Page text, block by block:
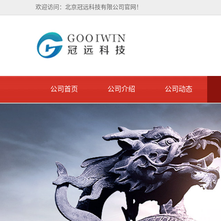
欢迎访问：北京冠远科技有限公司官网！
公司首页 公司介绍 公司动态